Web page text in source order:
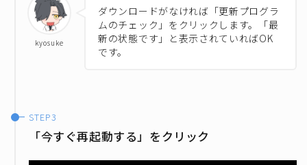
kyosuke
ダウンロードがなければ「更新プログラ
ムのチェック」をクリックします。「最
新の状態です」と表示されていればOK
です。
「今すぐ再起動する」をクリック